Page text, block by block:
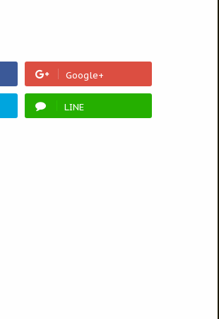
Google+
LINE